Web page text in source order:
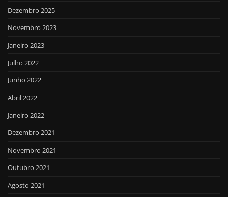
Dezembro 2025
Novembro 2023
Janeiro 2023
Julho 2022
Junho 2022
Abril 2022
Janeiro 2022
Dezembro 2021
Novembro 2021
Outubro 2021
Agosto 2021